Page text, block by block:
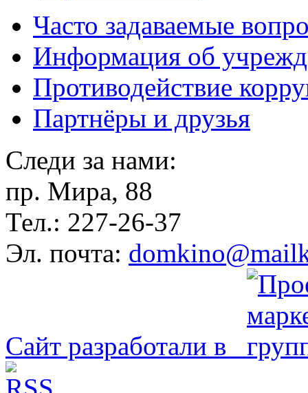
Часто задаваемые
Информация об
Противодействие
Партнёры и друзья
Следи за нами:
пр. Мира, 88
Тел.: 227-26-37
Эл. почта:
Сайт разработали в